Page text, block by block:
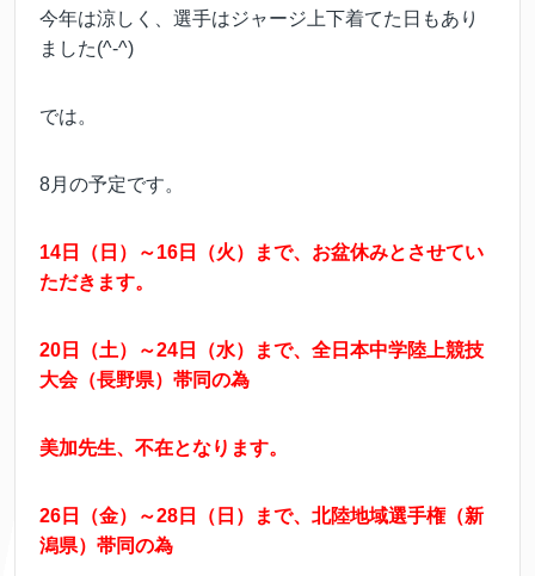
今年は涼しく、選手はジャージ上下着てた日もあり
ました(^-^)
では。
8月の予定です。
14日（日）～16日（火）まで、お盆休みとさせてい
ただきます。
20日（土）～24日（水）まで、全日本中学陸上競技
大会（長野県）帯同の為
美加先生、不在となります。
26日（金）～28日（日）まで、北陸地域選手権（新
潟県）帯同の為